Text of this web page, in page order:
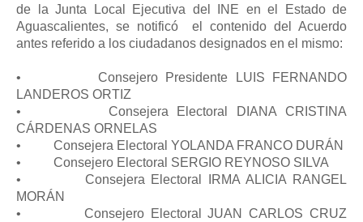
de la Junta Local Ejecutiva del INE en el Estado de
Aguascalientes, se notificó el contenido del Acuerdo
antes referido a los ciudadanos designados en el mismo:
• Consejero Presidente LUIS FERNANDO
LANDEROS ORTIZ
• Consejera Electoral DIANA CRISTINA
CÁRDENAS ORNELAS
• Consejera Electoral YOLANDA FRANCO DURÁN
• Consejero Electoral SERGIO REYNOSO SILVA
• Consejera Electoral IRMA ALICIA RANGEL
MORÁN
• Consejero Electoral JUAN CARLOS CRUZ